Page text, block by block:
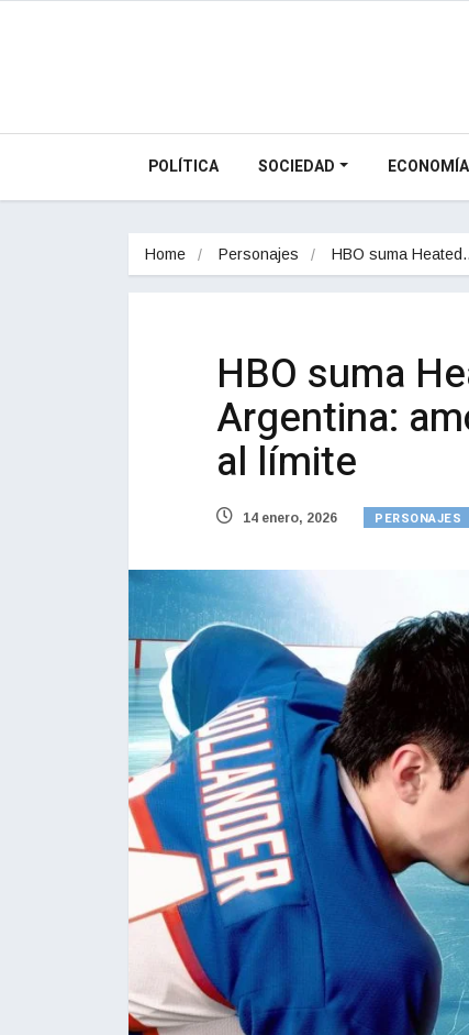
POLÍTICA SOCIEDAD ECONOMÍA
Home Personajes HBO suma
HBO suma
Argentina:
al límite
14 enero, 2026 PERSONAJES